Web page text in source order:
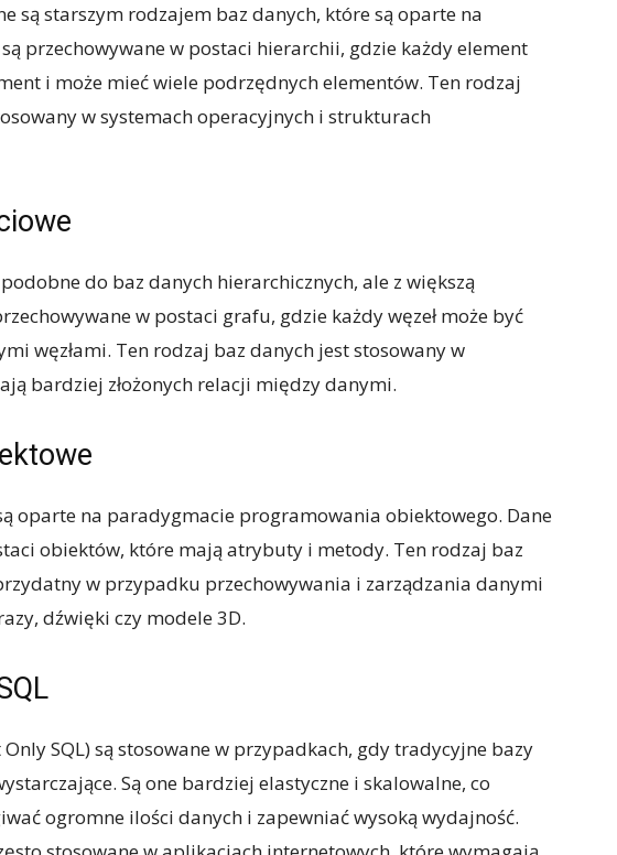
są starszym rodzajem baz danych, które są oparte na
przechowywane w postaci hierarchii, gdzie każdy element
i może mieć wiele podrzędnych elementów. Ten rodzaj
w systemach operacyjnych i strukturach
do baz danych hierarchicznych, ale z większą
w postaci grafu, gdzie każdy węzeł może być
węzłami. Ten rodzaj baz danych jest stosowany w
bardziej złożonych relacji między danymi.
oparte na paradygmacie programowania obiektowego. Dane
obiektów, które mają atrybuty i metody. Ten rodzaj baz
w przypadku przechowywania i zarządzania danymi
dźwięki czy modele 3D.
Only SQL) są stosowane w przypadkach, gdy tradycyjne bazy
Są one bardziej elastyczne i skalowalne, co
ogromne ilości danych i zapewniać wysoką wydajność.